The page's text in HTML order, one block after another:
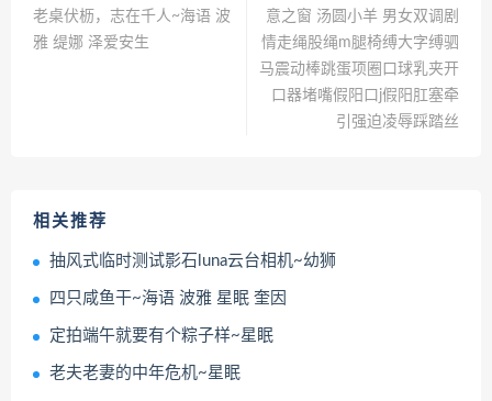
老桌伏枥，志在千人~海语 波
雅 缇娜 泽爱安生
意之窗 汤圆小羊 男女双调剧
情走绳股绳m腿椅缚大字缚驷
马震动棒跳蛋项圈口球乳夹开
口器堵嘴假阳口j假阳肛塞牵
引强迫凌辱踩踏丝
相关推荐
抽风式临时测试影石luna云台相机~幼狮
四只咸鱼干~海语 波雅 星眠 奎因
定拍端午就要有个粽子样~星眠
老夫老妻的中年危机~星眠